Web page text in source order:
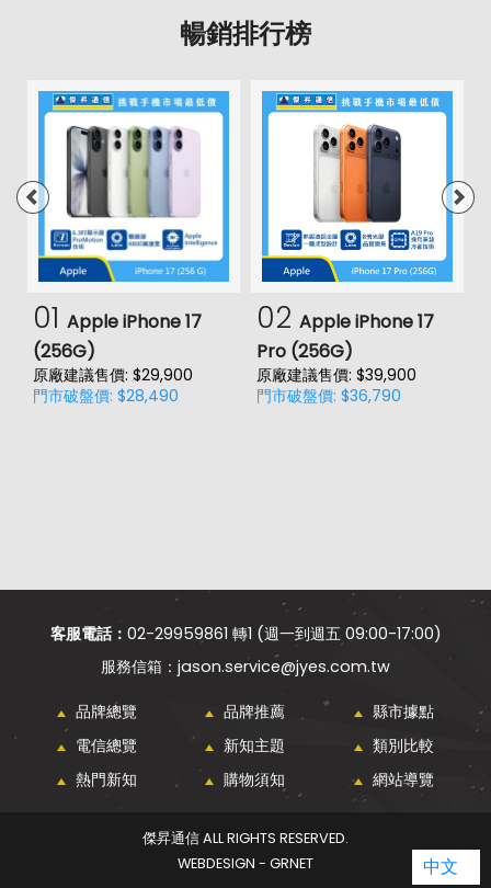
暢銷排行榜
01 Apple iPhone 17
(256G)
原廠建議售價: $29,900
門市破盤價: $28,490
02 Apple iPhone 17
Pro (256G)
原廠建議售價: $39,900
門市破盤價: $36,790
客服電話： 02-29959861 轉1 (週一到週五 09:00-17:00)
jason.service@jyes.com.tw
品牌總覽 品牌推薦
縣市據點
電信總覽
新知主題
類別比較
熱門新知
購物須知 網站導覽
傑昇通信 ALL RIGHTS RESERVED.
WEBDESIGN - GRNET
中文